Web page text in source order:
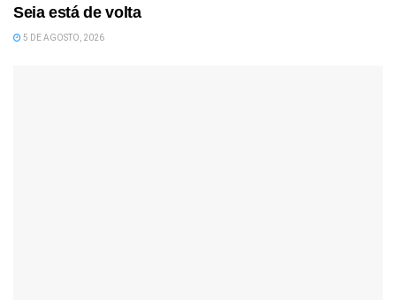
Seia está de volta
5 DE AGOSTO, 2026